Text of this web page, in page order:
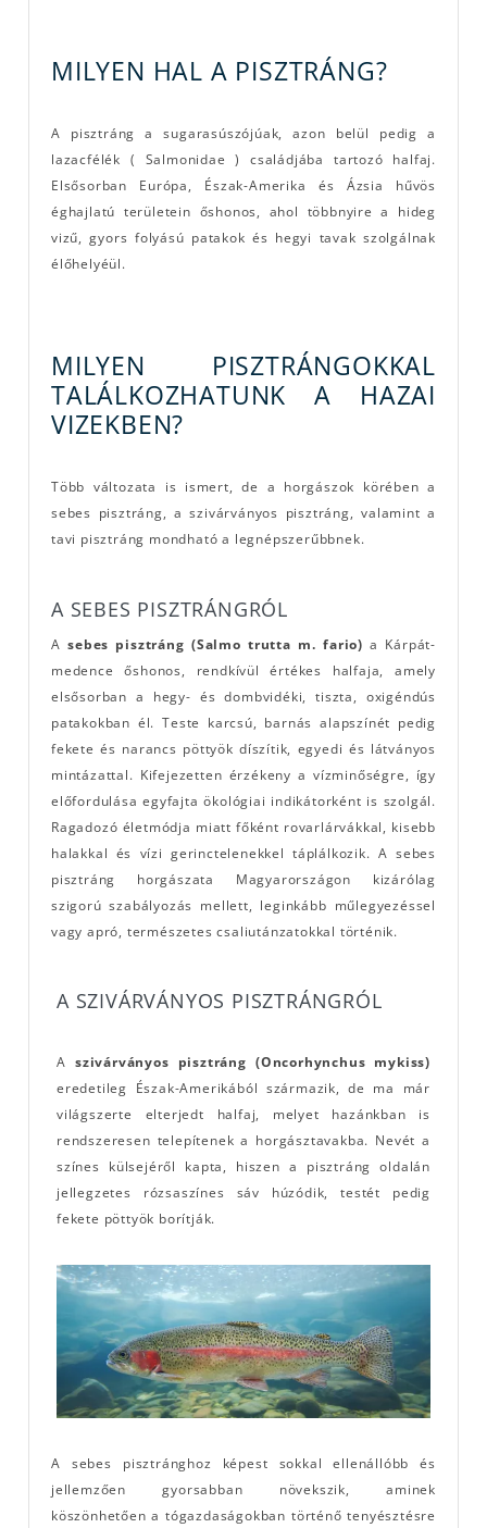
MILYEN HAL A PISZTRÁNG?
A pisztráng a sugarasúszójúak, azon belül pedig a
lazacfélék ( Salmonidae ) családjába tartozó halfaj.
Elsősorban Európa, Észak-Amerika és Ázsia hűvös
éghajlatú területein őshonos, ahol többnyire a hideg
vizű, gyors folyású patakok és hegyi tavak szolgálnak
élőhelyéül.
MILYEN PISZTRÁNGOKKAL
TALÁLKOZHATUNK A HAZAI
VIZEKBEN?
Több változata is ismert, de a horgászok körében a
sebes pisztráng, a szivárványos pisztráng, valamint a
tavi pisztráng mondható a legnépszerűbbnek.
A SEBES PISZTRÁNGRÓL
Asebes pisztráng (Salmo trutta m. fario) a Kárpát-
medence őshonos, rendkívül értékes halfaja, amely
elsősorban a hegy- és dombvidéki, tiszta, oxigéndús
patakokban él. Teste karcsú, barnás alapszínét pedig
fekete és narancs pöttyök díszítik, egyedi és látványos
mintázattal. Kifejezetten érzékeny a vízminőségre, így
előfordulása egyfajta ökológiai indikátorként is szolgál.
Ragadozó életmódja miatt főként rovarlárvákkal, kisebb
halakkal és vízi gerinctelenekkel táplálkozik. A sebes
pisztráng horgászata Magyarországon kizárólag
szigorú szabályozás mellett, leginkább műlegyezéssel
vagy apró, természetes csaliutánzatokkal történik.
A SZIVÁRVÁNYOS PISZTRÁNGRÓL
A szivárványos pisztráng (Oncorhynchus mykiss)
eredetileg Észak-Amerikából származik, de ma már
világszerte elterjedt halfaj, melyet hazánkban is
rendszeresen telepítenek a horgásztavakba. Nevét a
színes külsejéről kapta, hiszen a pisztráng oldalán
jellegzetes rózsaszínes sáv húzódik, testét pedig
fekete pöttyök borítják.
A sebes pisztránghoz képest sokkal ellenállóbb és
jellemzően gyorsabban növekszik, aminek
köszönhetően a tógazdaságokban történő tenyésztésre